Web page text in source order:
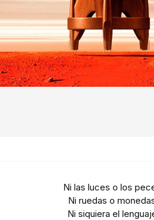
Ni las luces o los
Ni ruedas o
Ni siquiera el